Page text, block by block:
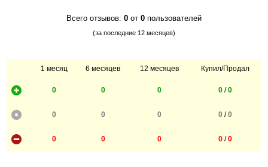
Всего отзывов: 0 от 0 пользователей
(за последние 12 месяцев)
1 месяц 6 месяцев 12 месяцев Купил/Продал
0 0 0 0/0
0 0 0 0/0
0 0 0 0/0